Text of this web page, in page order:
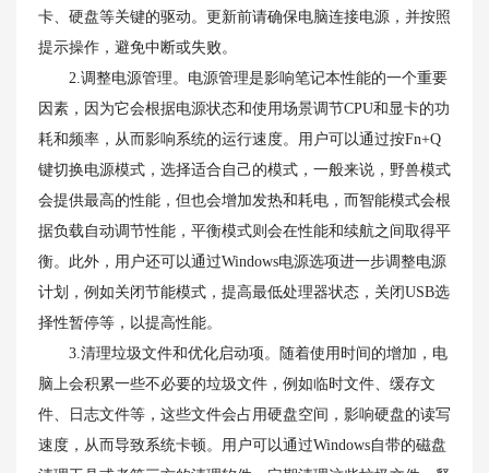
卡、硬盘等关键的驱动。更新前请确保电脑连接电源，并按照
提示操作，避免中断或失败。
2.调整电源管理。电源管理是影响笔记本性能的一个重要
因素，因为它会根据电源状态和使用场景调节CPU和显卡的功
耗和频率，从而影响系统的运行速度。用户可以通过按Fn+Q
键切换电源模式，选择适合自己的模式，一般来说，野兽模式
会提供最高的性能，但也会增加发热和耗电，而智能模式会根
据负载自动调节性能，平衡模式则会在性能和续航之间取得平
衡。此外，用户还可以通过Windows电源选项进一步调整电源
计划，例如关闭节能模式，提高最低处理器状态，关闭USB选
择性暂停等，以提高性能。
3.清理垃圾文件和优化启动项。随着使用时间的增加，电
脑上会积累一些不必要的垃圾文件，例如临时文件、缓存文
件、日志文件等，这些文件会占用硬盘空间，影响硬盘的读写
速度，从而导致系统卡顿。用户可以通过Windows自带的磁盘